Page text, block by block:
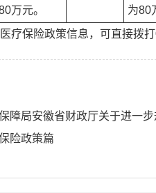
万元。
为80
疗保险政策信息，可直接拨
保障局安徽省财政厅关于进一
险政策篇